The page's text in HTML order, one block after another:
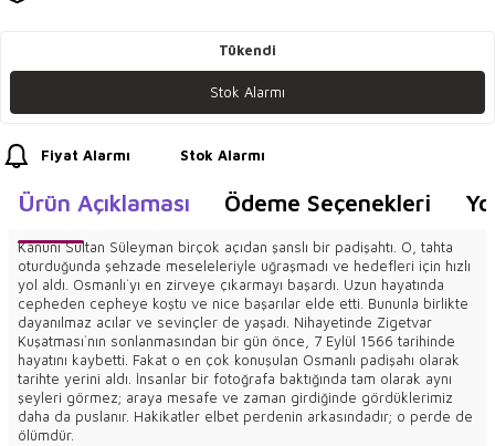
Tükendi
Stok Alarmı
Fiyat Alarmı Stok Alarmı
Ürün Açıklaması Ödeme Seçenekleri
Kanuni Sultan Süleyman birçok açıdan şanslı bir padişahtı. O, tahta
oturduğunda şehzade meseleleriyle uğraşmadı ve hedefleri için hızlı
yol aldı. Osmanlı`yı en zirveye çıkarmayı başardı. Uzun hayatında
cepheden cepheye koştu ve nice başarılar elde etti. Bununla birlikte
dayanılmaz acılar ve sevinçler de yaşadı. Nihayetinde Zigetvar
Kuşatması`nın sonlanmasından bir gün önce, 7 Eylül 1566 tarihinde
hayatını kaybetti. Fakat o en çok konuşulan Osmanlı padişahı olarak
tarihte yerini aldı. İnsanlar bir fotoğrafa baktığında tam olarak aynı
şeyleri görmez; araya mesafe ve zaman girdiğinde gördüklerimiz
daha da puslanır. Hakikatler elbet perdenin arkasındadır; o perde de
ölümdür.